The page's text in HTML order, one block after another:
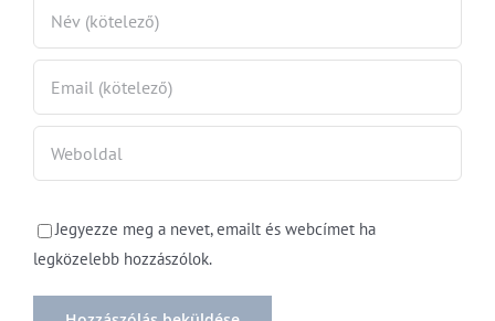
Jegyezze meg a nevet, emailt és webcímet ha
legközelebb hozzászólok.